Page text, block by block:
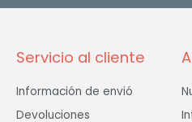
Servicio al cliente
Información de envió
Devoluciones